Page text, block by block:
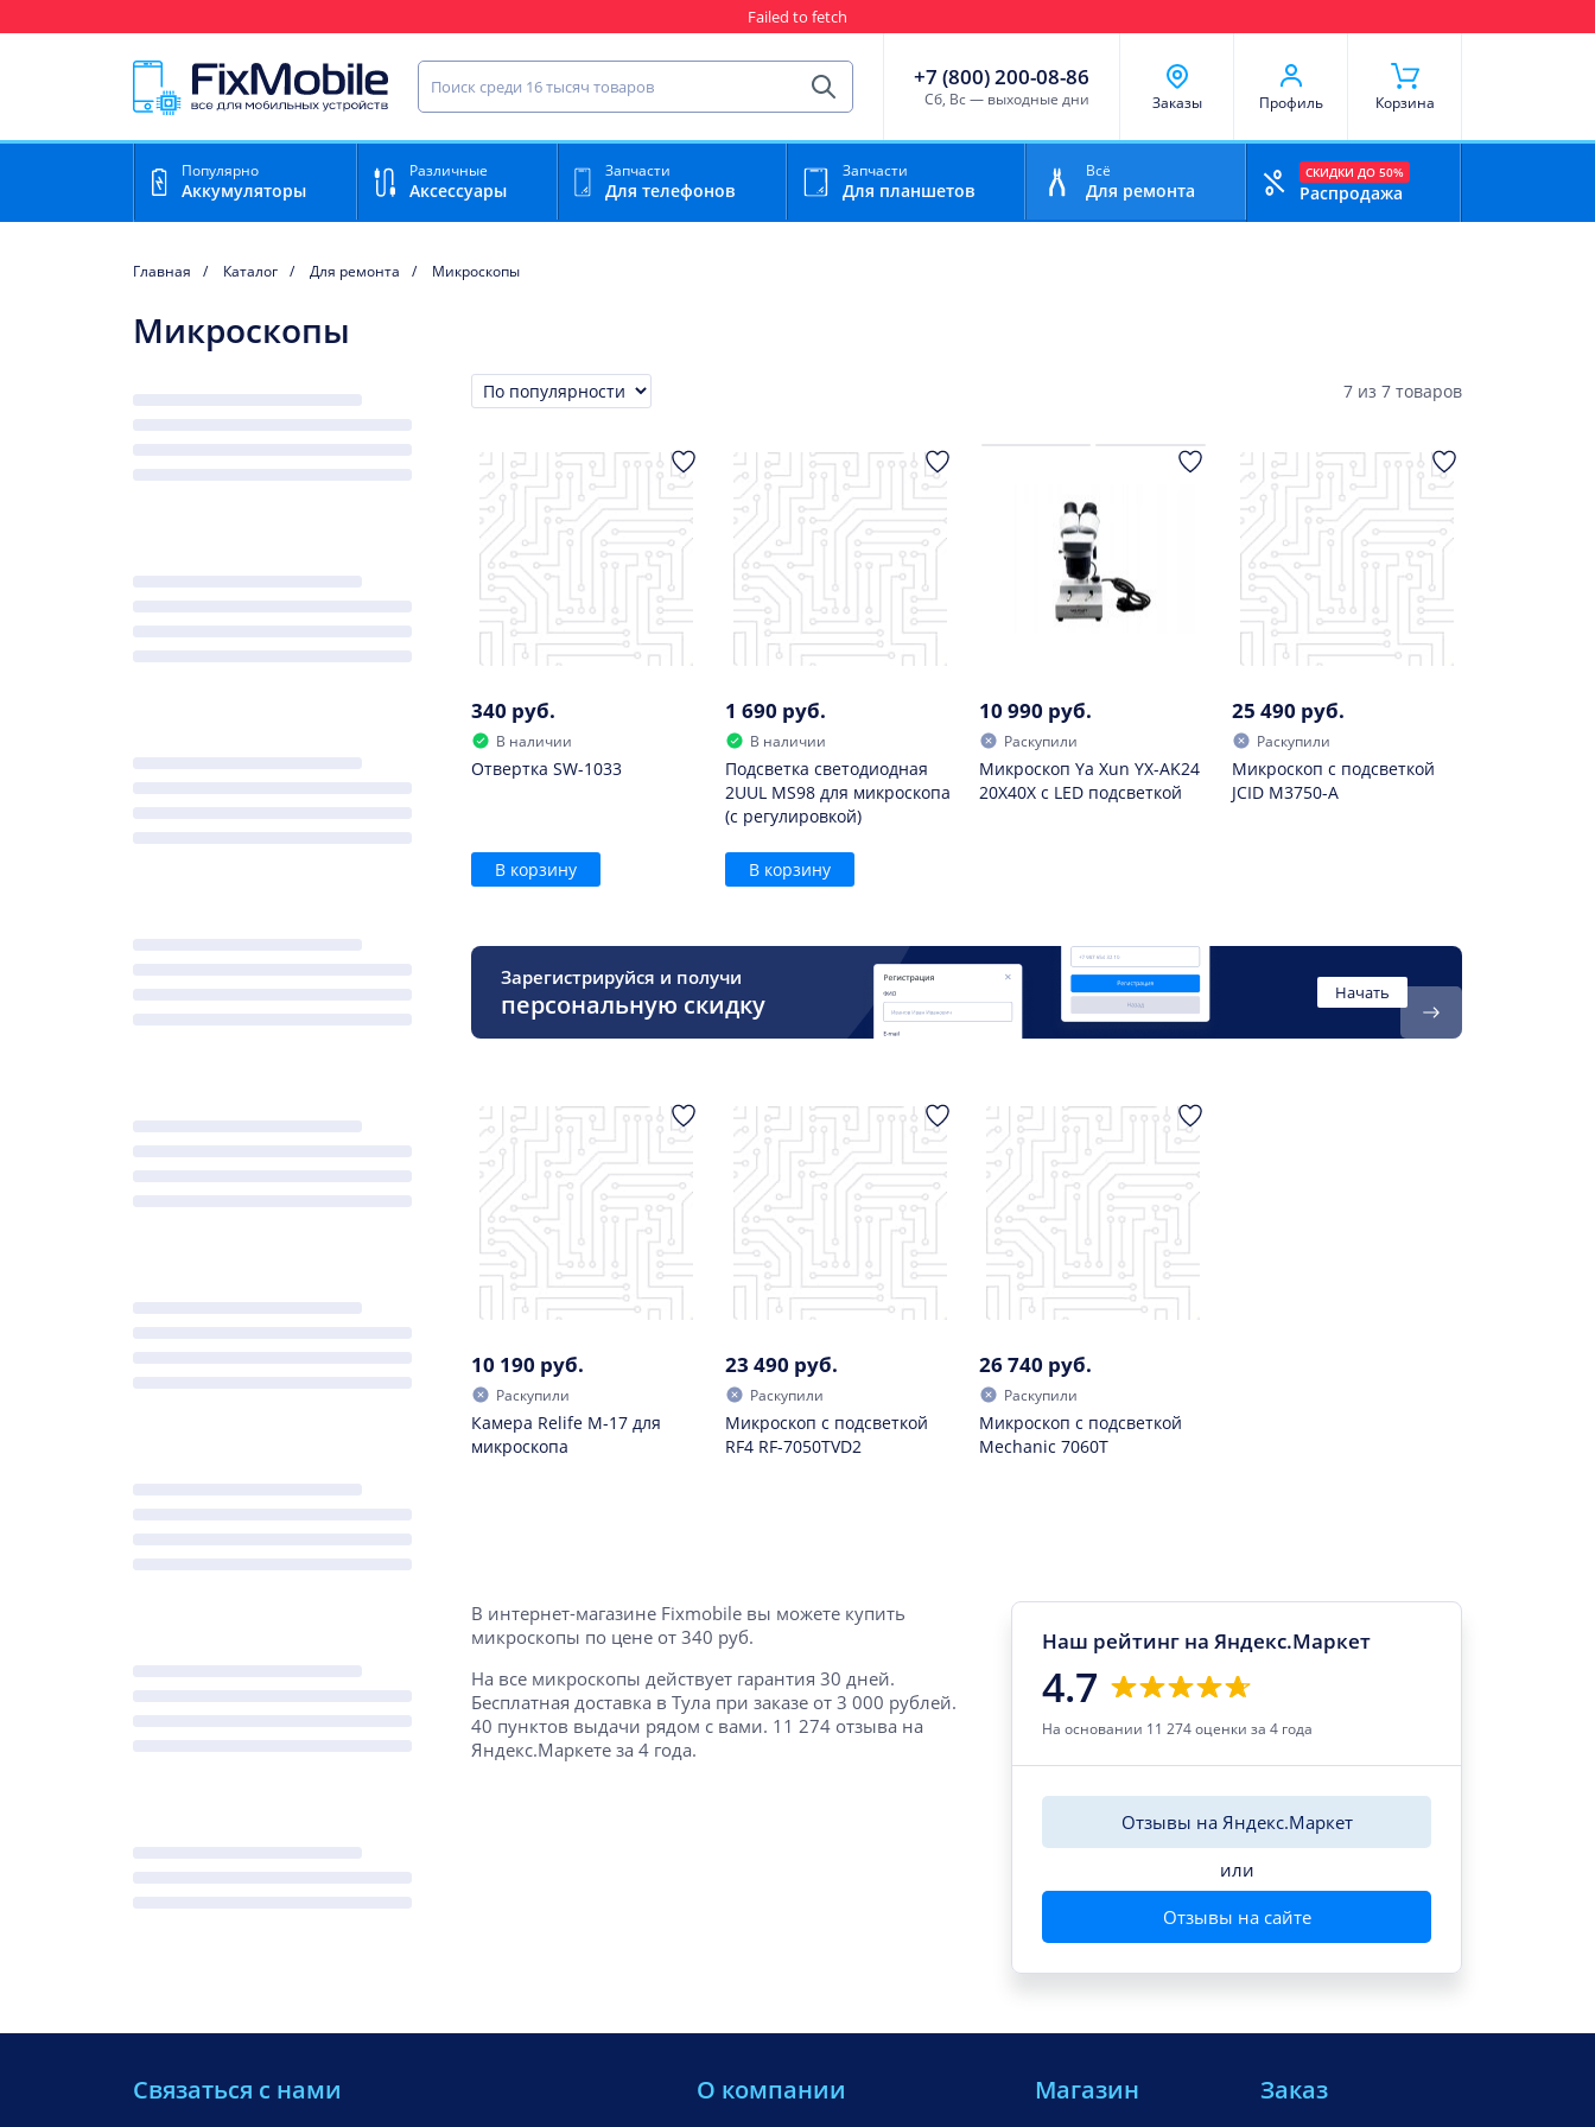
Failed to fetch
Найти запчасть для мобильного устройства
Найти
+7 (800) 200-08-86
Cб, Вс — выходные дни Заказы Профиль Корзина
Популярно
Аккумуляторы
Различные
Аксессуары
Запчасти
Для телефонов
Запчасти
Для планшетов
Всё
Для ремонта
СКИДКИ ДО 50%
Распродажа
Главная Каталог Для ремонта Микроскопы
Микроскопы
Сортировка 7 из 7 товаров
340 руб.
В наличии
Отвертка SW-1033
В корзину
1 690 руб.
В наличии
Подсветка светодиодная
2UUL MS98 для микроскопа
(с регулировкой)
В корзину
10 990 руб.
Раскупили
Микроскоп Ya Xun YX-AK24
20X40X с LED подсветкой
25 490 руб.
Раскупили
Микроскоп с подсветкой
JCID M3750-A
Зарегистрируйся и получи
персональную скидку Начать
10 190 руб.
Раскупили
Камера Relife M-17 для
микроскопа
23 490 руб.
Раскупили
Микроскоп с подсветкой
RF4 RF-7050TVD2
26 740 руб.
Раскупили
Микроскоп с подсветкой
Mechanic 7060T
Наш рейтинг на Яндекс.Маркет
4.7
На основании 11 274 оценки за 4 года
Отзывы на Яндекс.Маркет
или
Отзывы на сайте
В интернет-магазине Fixmobile вы можете купить
микроскопы по цене от 340 руб.
На все микроскопы действует гарантия 30 дней.
Бесплатная доставка в Тула при заказе от 3 000 рублей.
40 пунктов выдачи рядом с вами. 11 274 отзыва на
Яндекс.Маркете за 4 года.
Связаться с нами О компании Магазин Заказ